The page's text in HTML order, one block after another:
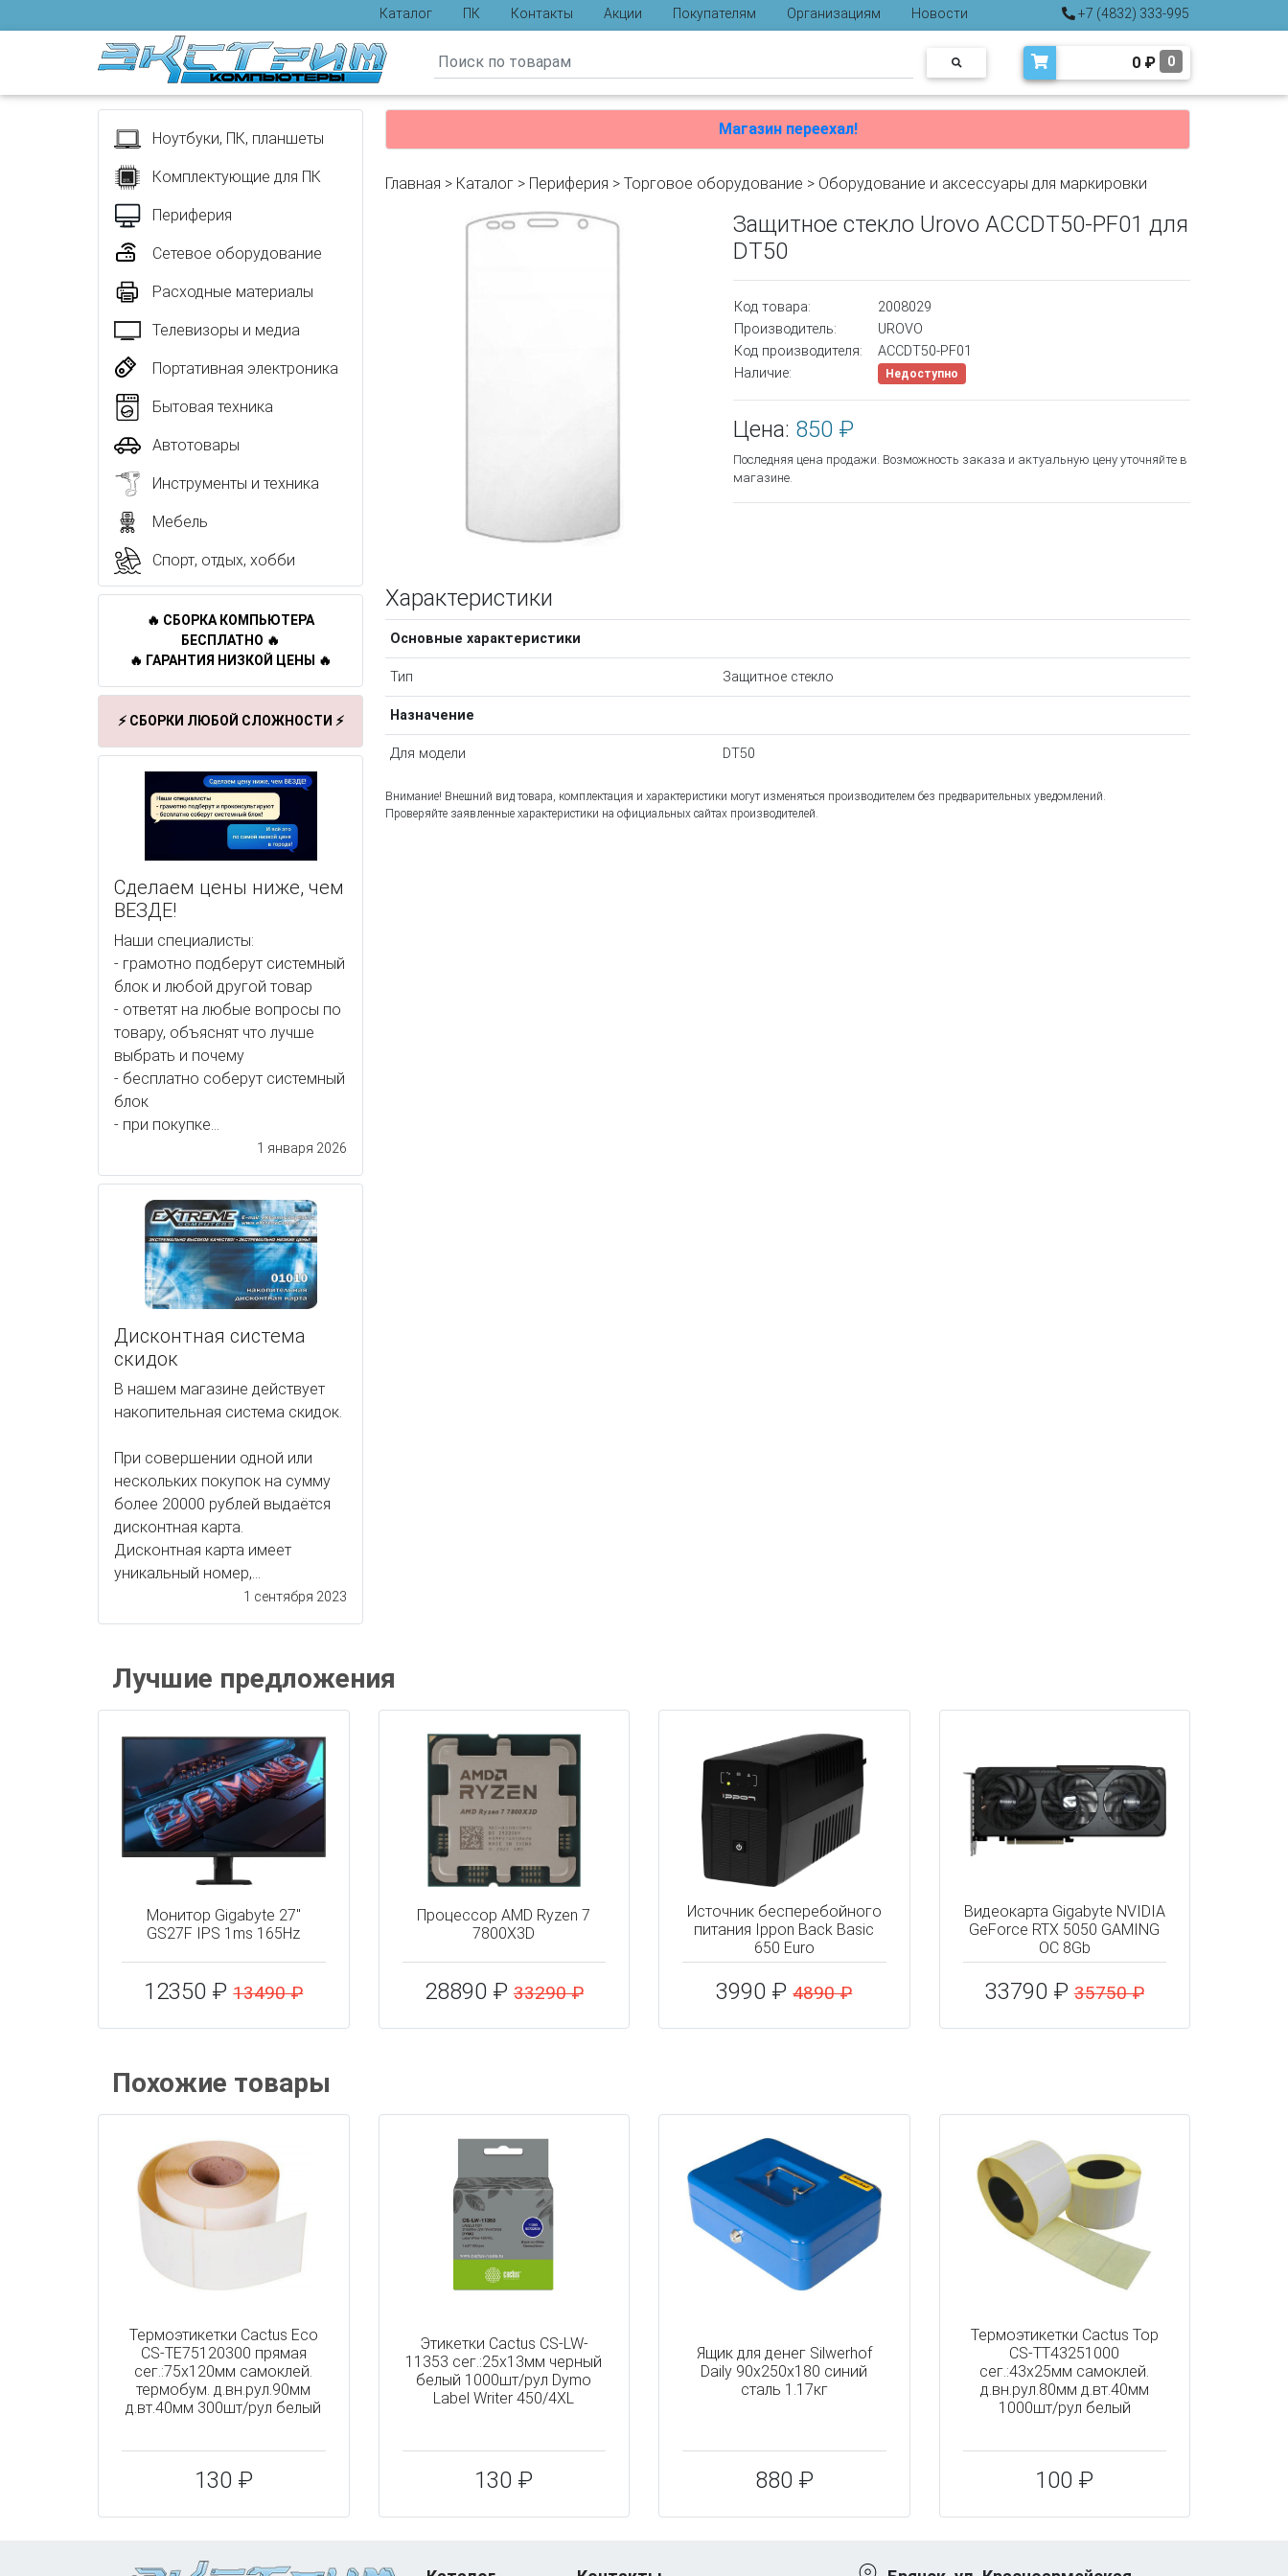
Каталог ПК Контакты Акции Покупателям Организациям
Новости
Отзывы
+7 (4832) 333-995
0 ₽ 0
Ноутбуки, ПК, планшеты
Комплектующие для ПК
Периферия
Сетевое оборудование
Расходные материалы
Телевизоры и медиа
Портативная электроника
Бытовая техника
Автотовары
Инструменты и техника
Мебель
Спорт, отдых, хобби
🔥 СБОРКА КОМПЬЮТЕРА
БЕСПЛАТНО 🔥
🔥 ГАРАНТИЯ НИЗКОЙ ЦЕНЫ 🔥
⚡ СБОРКИ ЛЮБОЙ СЛОЖНОСТИ ⚡
Сделаем цены ниже, чем
ВЕЗДЕ!
Наши специалисты:
- грамотно подберут системный
блок и любой другой товар
- ответят на любые вопросы по
товару, объяснят что лучше
выбрать и почему
- бесплатно соберут системный
блок
- при покупке...
1 января 2026
Дисконтная система
скидок
В нашем магазине действует
накопительная система скидок.
При совершении одной или
нескольких покупок на сумму
более 20000 рублей выдаётся
дисконтная карта.
Дисконтная карта имеет
уникальный номер,...
1 сентября 2023
Магазин переехал!
Главная > Каталог > Периферия > Торговое оборудование > Оборудование и аксессуары для маркировки
Защитное стекло Urovo ACCDT50-PF01 для
DT50
Код товара:
2008029
Производитель:
UROVO
Код производителя:
ACCDT50-PF01
Наличие:
Недоступно
Цена: 850 ₽
Последняя цена продажи. Возможность заказа и актуальную цену уточняйте в
магазине.
Характеристики
Основные характеристики
Тип Защитное стекло
Назначение
Для модели DT50
Внимание! Внешний вид товара, комплектация и характеристики могут изменяться производителем без предварительных уведомлений.
Проверяйте заявленные характеристики на официальных сайтах производителей.
Лучшие предложения
Монитор Gigabyte 27"
GS27F IPS 1ms 165Hz
12350 ₽13490 ₽
Процессор AMD Ryzen 7
7800X3D
28890 ₽33290 ₽
Источник бесперебойного
питания Ippon Back Basic
650 Euro
3990 ₽4890 ₽
Видеокарта Gigabyte NVIDIA
GeForce RTX 5050 GAMING
OC 8Gb
33790 ₽35750 ₽
Похожие товары
Термоэтикетки Cactus Eco
CS-TE75120300 прямая
сег.:75x120мм самоклей.
термобум. д.вн.рул.90мм
д.вт.40мм 300шт/рул белый
130 ₽
Этикетки Cactus CS-LW-
11353 сег.:25x13мм черный
белый 1000шт/рул Dymo
Label Writer 450/4XL
130 ₽
Ящик для денег Silwerhof
Daily 90x250x180 синий
сталь 1.17кг
880 ₽
Термоэтикетки Cactus Top
CS-TT43251000
сег.:43x25мм самоклей.
д.вн.рул.80мм д.вт.40мм
1000шт/рул белый
100 ₽